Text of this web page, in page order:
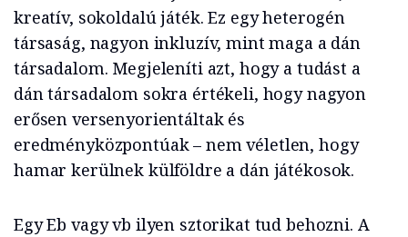
kreatív, sokoldalú játék. Ez egy heterogén
társaság, nagyon inkluzív, mint maga a dán
társadalom. Megjeleníti azt, hogy a tudást a
dán társadalom sokra értékeli, hogy nagyon
erősen versenyorientáltak és
eredményközpontúak – nem véletlen, hogy
hamar kerülnek külföldre a dán játékosok.
Egy Eb vagy vb ilyen sztorikat tud behozni. A